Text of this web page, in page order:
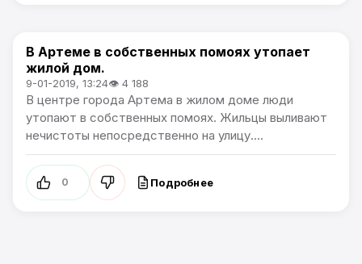
Проблемы города
В Артеме в собственных помоях утопает
жилой дом.
9-01-2019, 13:24👁 4 188
В центре города Артема в жилом доме люди
утопают в собственных помоях. Жильцы выливают
нечистоты непосредственно на улицу....
0 Подробнее